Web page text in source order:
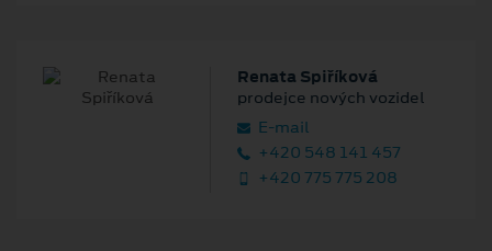
Renata Spiříková
prodejce nových vozidel
E‑mail
+420 548 141 457
+420 775 775 208